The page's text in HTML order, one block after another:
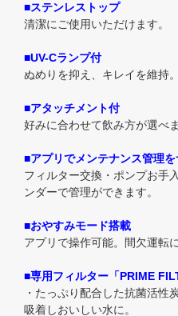
■ステンレストップ
清潔にご使用いただけます。
■UV-Cランプ付
ぬめりを抑え、キレイを維持。
■アタッチメント付
好みに合わせて飲み方が選べま
■アプリでメンテナンス管理を
フィルター交換・ポンプお手
ンダーで管理ができます。
■おやすみモード搭載
アプリで操作可能。間欠運転
■専用フィルター「PRIME
・たっぷり配合した抗菌活性
吸着しおいしい水に。